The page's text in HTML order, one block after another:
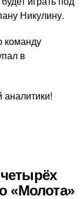
Никулину.
команду
в
аналитики!
«Молота»